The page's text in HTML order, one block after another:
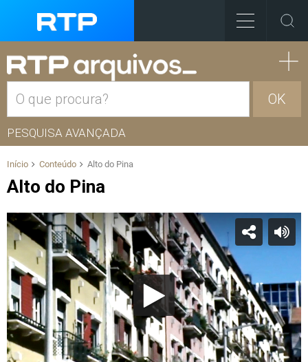
OK
PESQUISA AVANÇADA
Início Conteúdo Alto do Pina
Alto do Pina